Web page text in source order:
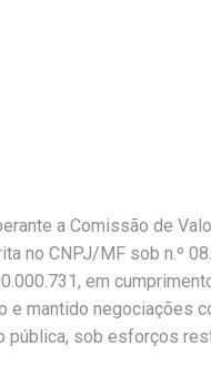
a Comissão de
no CNPJ/MF sob
em
e mantido negociações
sob esforços